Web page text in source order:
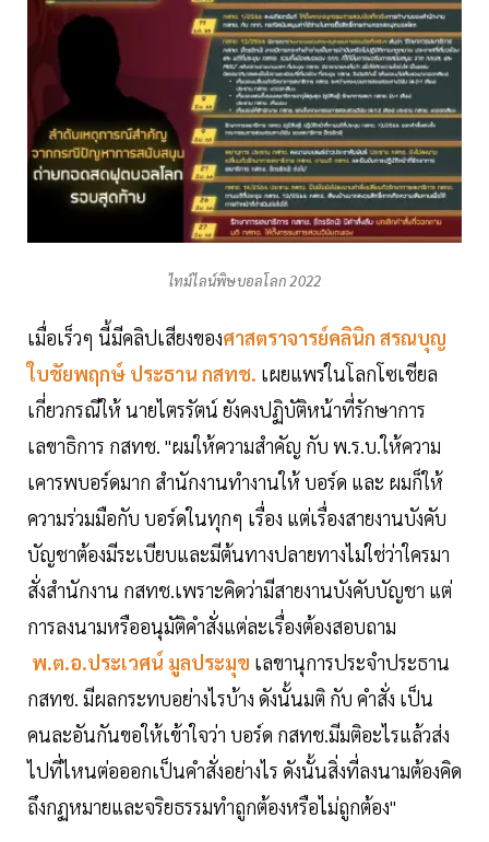
ไทม์ไลน์พิษบอลโลก 2022
เมื่อเร็วๆ นี้มีคลิปเสียงของศาสตราจารย์คลินิก สรณบุญ
ใบชัยพฤกษ์ ประธาน กสทช. เผยแพร่ในโลกโซเชียล
เกี่ยวกรณีให้ นายไตรรัตน์ ยังคงปฏิบัติหน้าที่รักษาการ
เลขาธิการ กสทช. "ผมให้ความสำคัญ กับ พ.ร.บ.ให้ความ
เคารพบอร์ดมาก สำนักงานทำงานให้ บอร์ด และ ผมก็ให้
ความร่วมมือกับ บอร์ดในทุกๆ เรื่อง แต่เรื่องสายงานบังคับ
บัญชาต้องมีระเบียบและมีต้นทางปลายทางไม่ใช่ว่าใครมา
สั่งสำนักงาน กสทช.เพราะคิดว่ามีสายงานบังคับบัญชา แต่
การลงนามหรืออนุมัติคำสั่งแต่ละเรื่องต้องสอบถาม
พ.ต.อ.ประเวศน์ มูลประมุข เลขานุการประจำประธาน
กสทช. มีผลกระทบอย่างไรบ้าง ดังนั้นมติ กับ คำสั่ง เป็น
คนละอันกันขอให้เข้าใจว่า บอร์ด กสทช.มีมติอะไรแล้วส่ง
ไปที่ไหนต่อออกเป็นคำสั่งอย่างไร ดังนั้นสิ่งที่ลงนามต้องคิด
ถึงกฏหมายและจริยธรรมทำถูกต้องหรือไม่ถูกต้อง"